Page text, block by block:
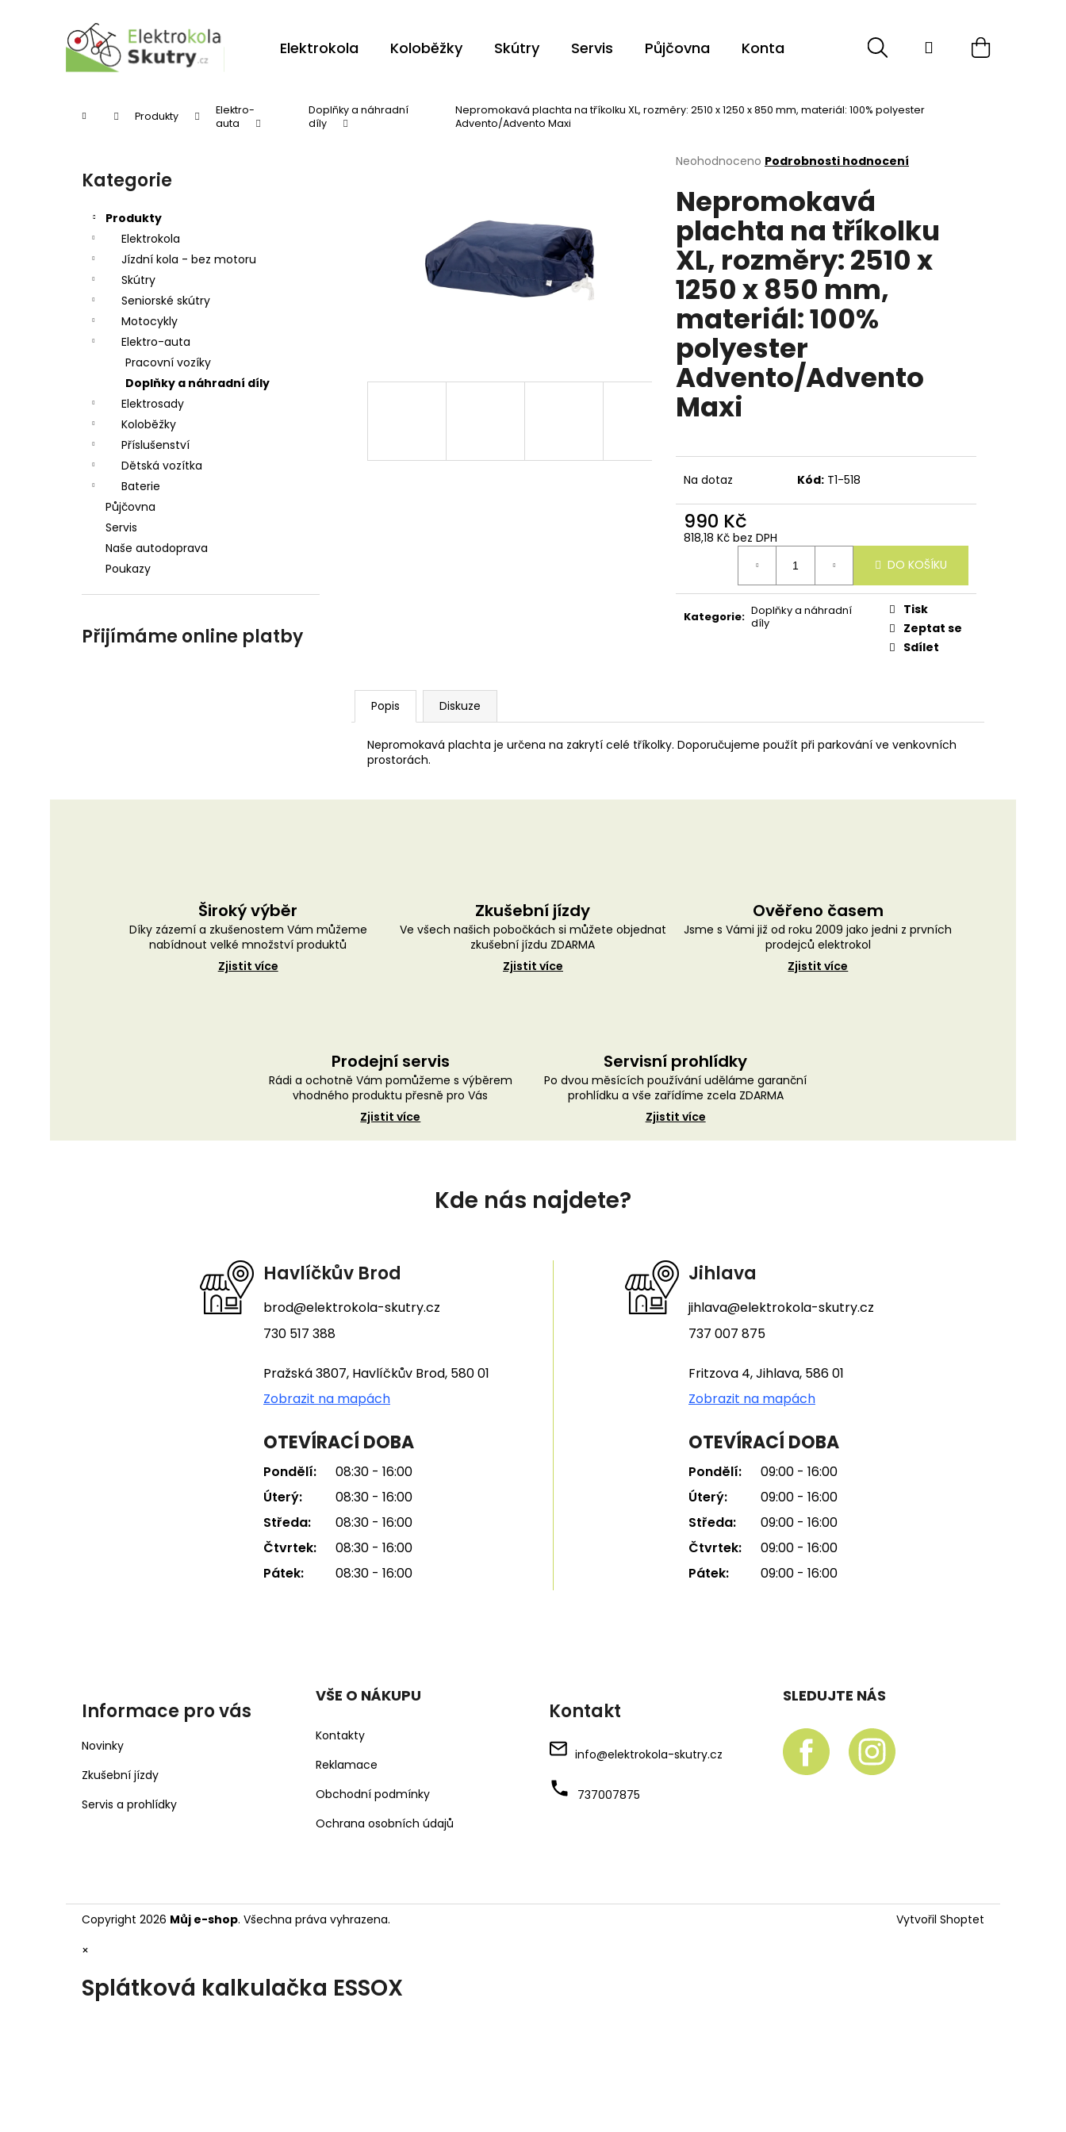
Elektrokola Koloběžky Skútry Servis Půjčovna Kontakt HledatPřihlášeníNákupní
Domů Produkty
Elektro-
auta
Doplňky a náhradní
díly
Nepromokavá plachta na tříkolku XL, rozměry: 2510 x 1250 x 850 mm, materiál: 100% polyester
Advento/Advento Maxi
Přeskočit
kategorie
Kategorie
Produkty
Elektrokola
Jízdní kola - bez motoru
Skútry
Seniorské skútry
Motocykly
Elektro-auta
Pracovní vozíky
Doplňky a náhradní díly
Elektrosady
Koloběžky
Příslušenství
Dětská vozítka
Baterie
Půjčovna
Servis
Naše autodoprava
Poukazy
Přijímáme online platby
Průměrné
produktu
je
5
hvězdiček.
Neohodnoceno Podrobnosti hodnocení
Nepromokavá
plachta na tříkolku
XL, rozměry: 2510 x
1250 x 850 mm,
materiál: 100%
polyester
Advento/Advento
Maxi
Na dotaz Kód: T1-518
990 Kč
818,18 Kč bez DPH
DO KOŠÍKU
Kategorie: Doplňky a náhradní
díly
Tisk
Zeptat se
Sdílet
Popis Diskuze
Nepromokavá plachta je určena na zakrytí celé tříkolky. Doporučujeme použít při parkování ve venkovních
prostorách.
Široký výběr
Díky zázemí a zkušenostem Vám můžeme
nabídnout velké množství produktů
Zjistit více
Zkušební jízdy
Ve všech našich pobočkách si můžete objednat
zkušební jízdu ZDARMA
Zjistit více
Ověřeno časem
Jsme s Vámi již od roku 2009 jako jedni z prvních
prodejců elektrokol
Zjistit více
Prodejní servis
Rádi a ochotně Vám pomůžeme s výběrem
vhodného produktu přesně pro Vás
Zjistit více
Servisní prohlídky
Po dvou měsících používání uděláme garanční
prohlídku a vše zařídíme zcela ZDARMA
Zjistit více
Zpět
Zpět
Doporučujeme
Kde nás najdete?
Havlíčkův Brod
brod@elektrokola-skutry.cz
730 517 388
Pražská 3807, Havlíčkův Brod, 580 01
Zobrazit na mapách
OTEVÍRACÍ DOBA
Pondělí:
08:30 - 16:00
Úterý:
08:30 - 16:00
Středa:
08:30 - 16:00
Čtvrtek:
08:30 - 16:00
Pátek:
08:30 - 16:00
Jihlava
jihlava@elektrokola-skutry.cz
737 007 875
Fritzova 4, Jihlava, 586 01
Zobrazit na mapách
OTEVÍRACÍ DOBA
Pondělí:
09:00 - 16:00
Úterý:
09:00 - 16:00
Středa:
09:00 - 16:00
Čtvrtek:
09:00 - 16:00
Pátek:
09:00 - 16:00
Informace pro vás
Novinky
Zkušební jízdy
Servis a prohlídky
VŠE O NÁKUPU
Kontakty
Reklamace
Obchodní podmínky
Ochrana osobních údajů
Kontakt
info@elektrokola-skutry.cz
737007875
SLEDUJTE NÁS
Vytvořil Shoptet
Copyright 2026 Můj e-shop. Všechna práva vyhrazena.
×
Splátková kalkulačka ESSOX